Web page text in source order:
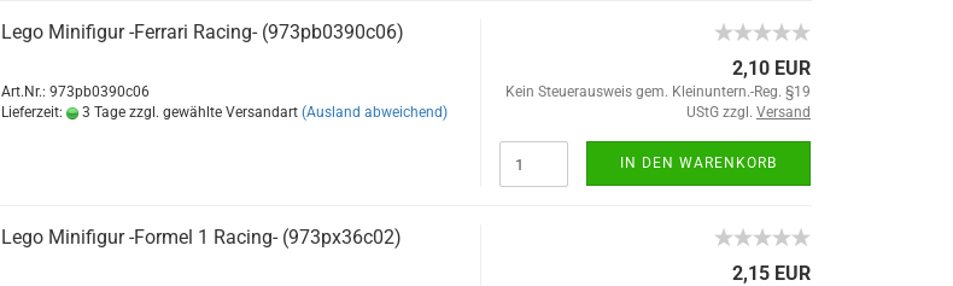
Lego Minifigur -Ferrari Racing- (973pb0390c06)
Art.Nr.: 973pb0390c06
Lieferzeit:
3 Tage zzgl. gewählte Versandart (Ausland abweichend)
2,10 EUR
Kein Steuerausweis gem. Kleinuntern.-Reg. §19
UStG zzgl. Versand
IN DEN WARENKORB
Lego Minifigur -Formel 1 Racing- (973px36c02)
2,15 EUR